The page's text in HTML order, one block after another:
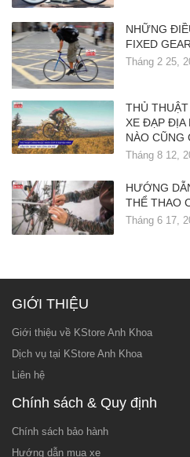
NHỮNG
FIXED GEAR
Tháng 2 25,
THỦ
XE ĐẠP ĐỊA
NÀO CŨNG
Tháng 8 12,
HƯỚNG
THỂ THAO
Tháng 6 17,
GIỚI THIỆU
Giới thiệu về KStore Anh Khoa
Dịch vụ tại KStore Anh Khoa
Liên hệ
Chính sách & Quy định
Chính sách bảo hành
Hướng dẫn mua xe